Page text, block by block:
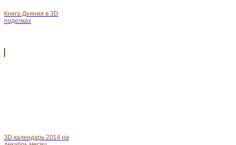
Книга Деяния в 3D
поделках
3D календарь 2014 на